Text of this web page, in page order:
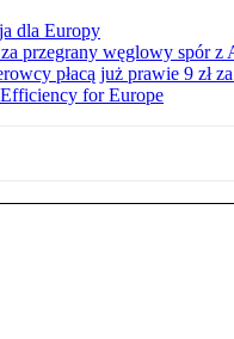
dla Europy
przegrany węglowy spór z
płacą już prawie 9 zł
for Europe